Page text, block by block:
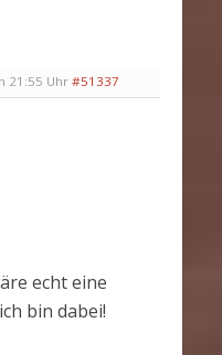
21:55 Uhr #51337
echt eine
bin dabei!